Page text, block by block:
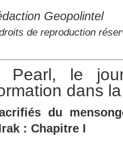
Geopolintel
de reproduction
Pearl, le
dans
du
: Chapitre I